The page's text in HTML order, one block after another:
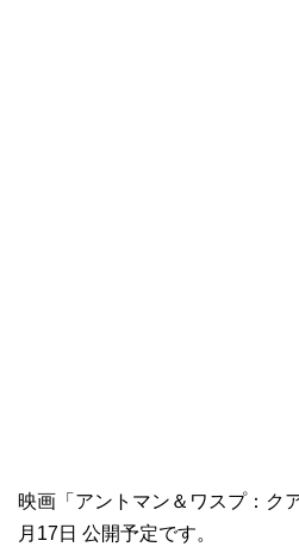
映画「アントマン＆ワスプ：ク
月17日 公開予定です。